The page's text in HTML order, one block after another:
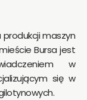
produkcji maszyn
Bursa jest
w
się w